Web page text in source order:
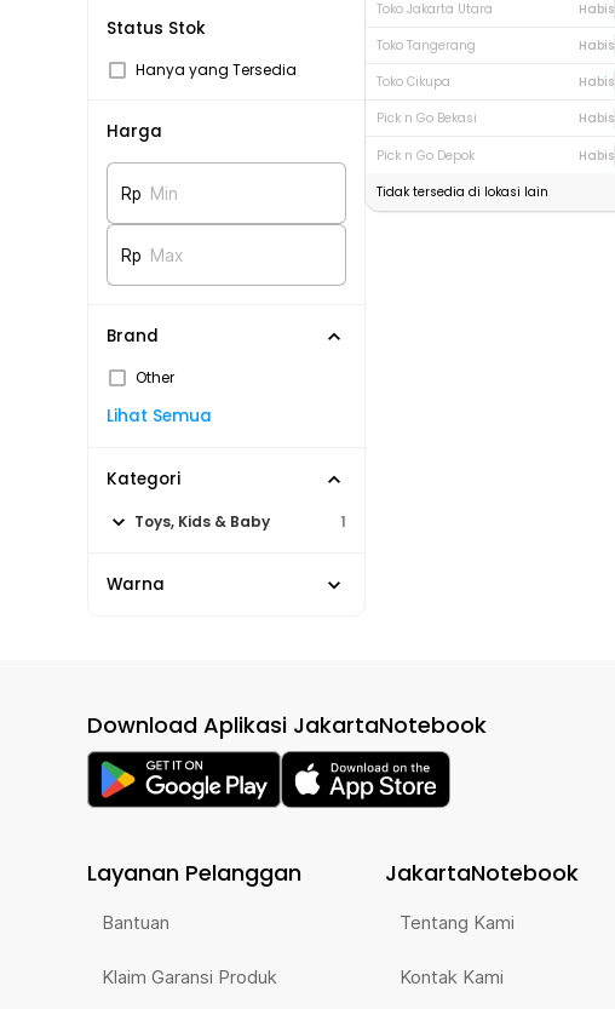
Status Stok
Hanya yang Tersedia
Harga
Rp Min
Rp Max
Brand
Other
Lihat Semua
Kategori
Toys, Kids & Baby 1
Warna
Toko Jakarta Utara
Habis
Toko Tangerang
Habis
Toko Cikupa
Habis
Pick n Go Bekasi
Habis
Pick n Go Depok
Habis
Tidak tersedia di lokasi lain
Download Aplikasi JakartaNotebook
Layanan Pelanggan
Bantuan
Klaim Garansi Produk
JakartaNotebook
Tentang Kami
Kontak Kami